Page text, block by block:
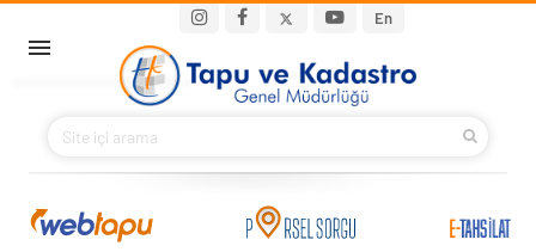
En
Main navigation
BAKANIMIZ
KURUMSAL